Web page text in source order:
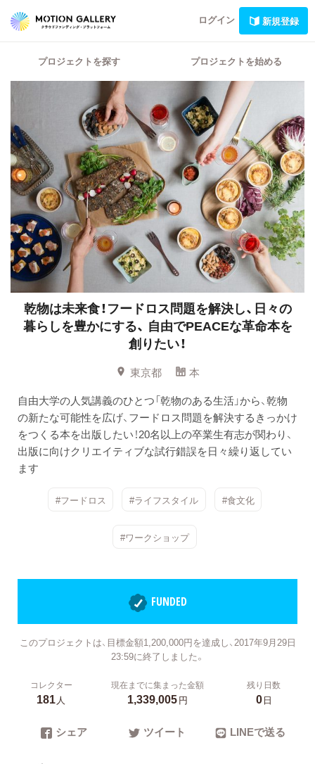
ログイン 新規登録
プロジェクトを探す プロジェクトを始める
乾物は未来食！フードロス問題を解決し、日々の
暮らしを豊かにする、 自由でPEACEな革命本を
創りたい！
東京都
本
自由大学の人気講義のひとつ「乾物のある生活」から、乾物
の新たな可能性を広げ、フードロス問題を解決するきっかけ
をつくる本を出版したい！20名以上の卒業生有志が関わり、
出版に向けクリエイティブな試行錯誤を日々繰り返してい
ます
#フードロス #ライフスタイル #食文化
#ワークショップ
FUNDED
このプロジェクトは、目標金額1,200,000円を達成し、2017年9月29日
23:59に終了しました。
コレクター
181人
現在までに集まった金額
1,339,005円
残り日数
0日
シェア ツイート LINEで送る